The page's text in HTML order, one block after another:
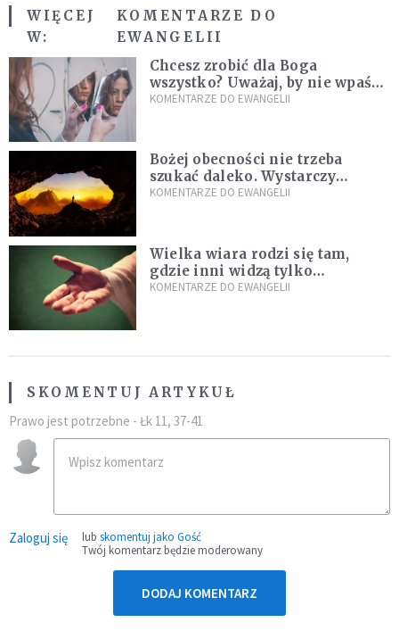
WIĘCEJ
W:
KOMENTARZE DO
EWANGELII
Chcesz zrobić dla Boga
wszystko? Uważaj, by nie wpaść
w groźną pułapkę
KOMENTARZE DO EWANGELII
Bożej obecności nie trzeba
szukać daleko. Wystarczy
nauczyć się słuchać
KOMENTARZE DO EWANGELII
Wielka wiara rodzi się tam,
gdzie inni widzą tylko
przeszkody
KOMENTARZE DO EWANGELII
SKOMENTUJ ARTYKUŁ
Prawo jest potrzebne - Łk 11, 37-41
Zaloguj się lub skomentuj jako Gość
Twój komentarz będzie moderowany
DODAJ KOMENTARZ